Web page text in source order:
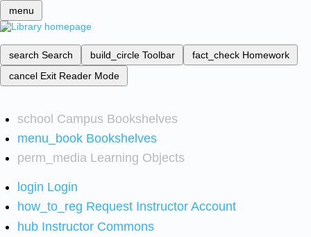
menu
search Search build_circle Toolbar fact_check Homework
cancel Exit Reader Mode
school Campus Bookshelves
menu_book Bookshelves
perm_media Learning Objects
login Login
how_to_reg Request Instructor Account
hub Instructor Commons